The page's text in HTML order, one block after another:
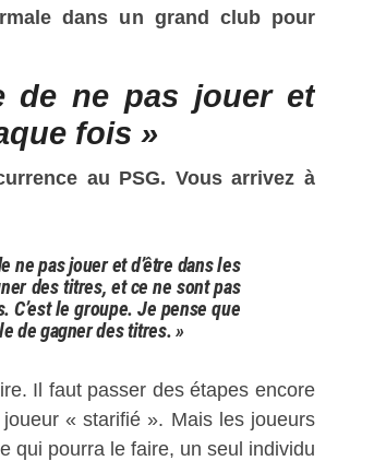
dans un grand club pour
de ne pas jouer et
fois »
au PSG. Vous arrivez à
ne pas jouer et d’être dans les
des titres, et ce ne sont pas
le groupe. Je pense que
de gagner des titres. »
Il faut passer des étapes encore
« starifié ». Mais les joueurs
qui pourra le faire, un seul individu